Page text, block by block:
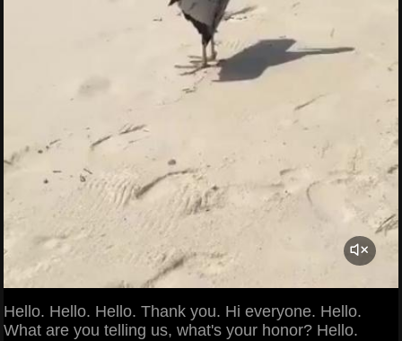
Hello. Hello. Hello. Thank you. Hi everyone. Hello.
What are you telling us, what's your honor? Hello.